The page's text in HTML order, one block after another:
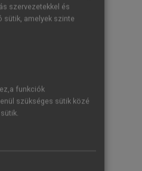
szervezetekkel és
sütik, amelyek szinte
funkciók
szükséges sütik közé